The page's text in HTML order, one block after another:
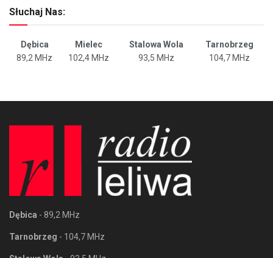
Słuchaj Nas:
Dębica Mielec Stalowa Wola
Tarnobrzeg
89,2 MHz
102,4 MHz 93,5 MHz 104,7 MHz
Dębica - 89,2 MHz
Tarnobrzeg - 104,7 MHz